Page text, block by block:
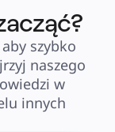
szybko
naszego
w
innych